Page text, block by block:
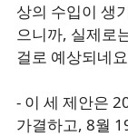
상의 수입이 생
으니까, 실제로
걸로 예상되네
- 이 세 제안은
가결하고, 8월